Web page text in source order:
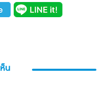
น